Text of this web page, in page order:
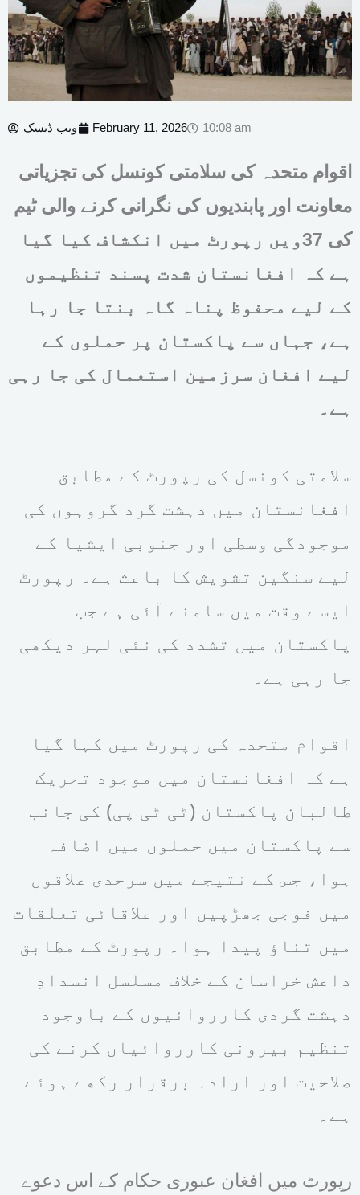
ویب ڈیسک February 11, 2026 10:08 am
اقوام متحدہ کی سلامتی کونسل کی تجزیاتی
معاونت اور پابندیوں کی نگرانی کرنے والی ٹیم
کی 37ویں رپورٹ میں انکشاف کیا گیا
ہے کہ افغانستان شدت پسند تنظیموں
کے لیے محفوظ پناہ گاہ بنتا جا رہا
ہے، جہاں سے پاکستان پر حملوں کے
لیے افغان سرزمین استعمال کی جا رہی
ہے۔
سلامتی کونسل کی رپورٹ کے مطابق
افغانستان میں دہشت گرد گروہوں کی
موجودگی وسطی اور جنوبی ایشیا کے
لیے سنگین تشویش کا باعث ہے۔ رپورٹ
ایسے وقت میں سامنے آئی ہے جب
پاکستان میں تشدد کی نئی لہر دیکھی
جا رہی ہے۔
اقوام متحدہ کی رپورٹ میں کہا گیا
ہے کہ افغانستان میں موجود تحریک
طالبان پاکستان (ٹی ٹی پی) کی جانب
سے پاکستان میں حملوں میں اضافہ
ہوا، جس کے نتیجے میں سرحدی علاقوں
میں فوجی جھڑپیں اور علاقائی تعلقات
میں تناؤ پیدا ہوا۔ رپورٹ کے مطابق
داعش خراسان کے خلاف مسلسل انسدادِ
دہشت گردی کارروائیوں کے باوجود
تنظیم بیرونی کارروائیاں کرنے کی
صلاحیت اور ارادہ برقرار رکھے ہوئے
ہے۔
رپورٹ میں افغان عبوری حکام کے اس دعوے